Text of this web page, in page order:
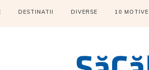
DESTINATII DIVERSE 10 MOTIVE